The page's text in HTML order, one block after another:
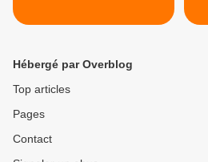
Hébergé par Overblog
Top articles
Pages
Contact